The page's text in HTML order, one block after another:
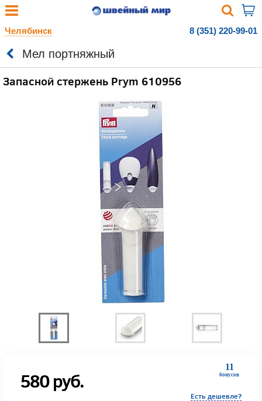
Челябинск 8 (351) 220-99-01
Мел портняжный
Запасной стержень Prym 610956
11
бонусов
580руб.
Есть дешевле?